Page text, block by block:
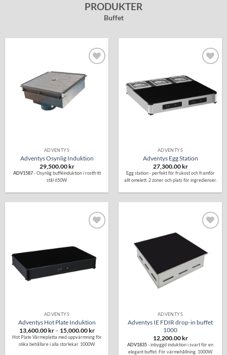
PRODUKTER
Buffet
Lägg till i
önskelistan
ADVENTYS
Adventys Osynlig Induktion
29,500.00kr
ADV1587- Osynlig bufféinduktion i rostfritt
stål 650W.
önskelistan
ADVENTYS
Adventys Egg Station
27,300.00kr
Egg station - perfekt för frukost och framför
allt omelett. 2 zoner och plats för ingredienser.
ADVENTYS
Adventys Hot Plate Induktion
13,600.00kr – 15,000.00krPrisintervall:
13,600.00 kr
till
15,000.00 kr
Hot Plate Värmeplatta med uppvärmning för
olika behållare i alla storlekar. 1000W.
önskelistan
ADVENTYS
Adventys IE FDIR drop-in buffet
1000
12,200.00kr
ADV1835- inbyggd induktion i svart för en
elegant buffet. För värmehållning. 1000W.